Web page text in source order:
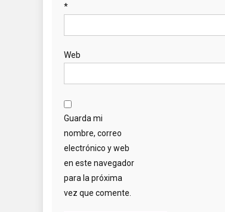
*
Web
Guarda mi
nombre, correo
electrónico y web
en este navegador
para la próxima
vez que comente.